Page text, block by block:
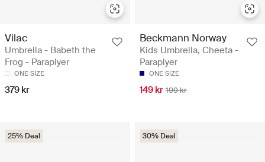
Vilac
Umbrella - Babeth the
Frog - Paraplyer
ONE SIZE
379 kr
Beckmann Norway
Kids Umbrella, Cheeta -
Paraplyer
ONE SIZE
149 kr 199 kr
25% Deal 30% Deal